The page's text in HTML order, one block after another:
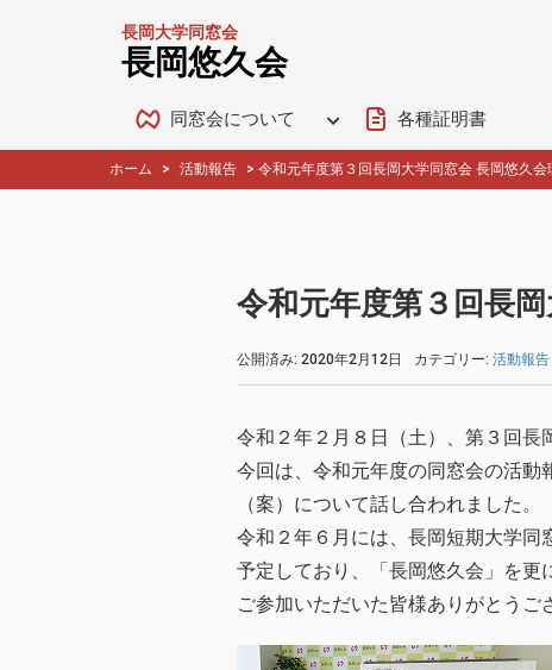
長岡大学同窓会
長岡悠久会
同窓会について 各種証明書
ホーム > 活動報告 > 令和元年度第３回長岡大学同窓会 長岡悠久
令和元年度第３回長
公開済み: 2020年2月12日 カテゴリー:活動報告
令和２年２月８日（土）、第３回長
今回は、令和元年度の同窓会の活
（案）について話し合われました。
令和２年６月には、長岡短期大学
予定しており、「長岡悠久会」を更
ご参加いただいた皆様ありがとうご